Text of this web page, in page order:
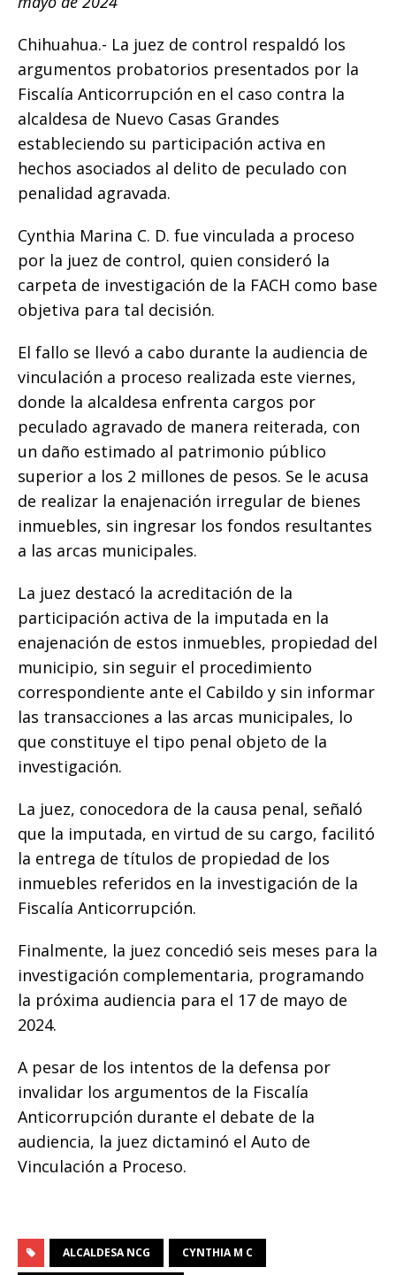
e
b
o
o
k
te
r A
p
p
n
g
e
r
Li
n
k
ar
ti
r
Chihuahua.- La juez de control respaldó los
argumentos probatorios presentados por la
Fiscalía Anticorrupción en el caso contra la
alcaldesa de Nuevo Casas Grandes
estableciendo su participación activa en
hechos asociados al delito de peculado con
penalidad agravada.
Cynthia Marina C. D. fue vinculada a proceso
por la juez de control, quien consideró la
carpeta de investigación de la FACH como base
objetiva para tal decisión.
El fallo se llevó a cabo durante la audiencia de
vinculación a proceso realizada este viernes,
donde la alcaldesa enfrenta cargos por
peculado agravado de manera reiterada, con
un daño estimado al patrimonio público
superior a los 2 millones de pesos. Se le acusa
de realizar la enajenación irregular de bienes
inmuebles, sin ingresar los fondos resultantes
a las arcas municipales.
La juez destacó la acreditación de la
participación activa de la imputada en la
enajenación de estos inmuebles, propiedad del
municipio, sin seguir el procedimiento
correspondiente ante el Cabildo y sin informar
las transacciones a las arcas municipales, lo
que constituye el tipo penal objeto de la
investigación.
La juez, conocedora de la causa penal, señaló
que la imputada, en virtud de su cargo, facilitó
la entrega de títulos de propiedad de los
inmuebles referidos en la investigación de la
Fiscalía Anticorrupción.
Finalmente, la juez concedió seis meses para la
investigación complementaria, programando
la próxima audiencia para el 17 de mayo de
2024.
A pesar de los intentos de la defensa por
invalidar los argumentos de la Fiscalía
Anticorrupción durante el debate de la
audiencia, la juez dictaminó el Auto de
Vinculación a Proceso.
ALCALDESA NCG CYNTHIA M C